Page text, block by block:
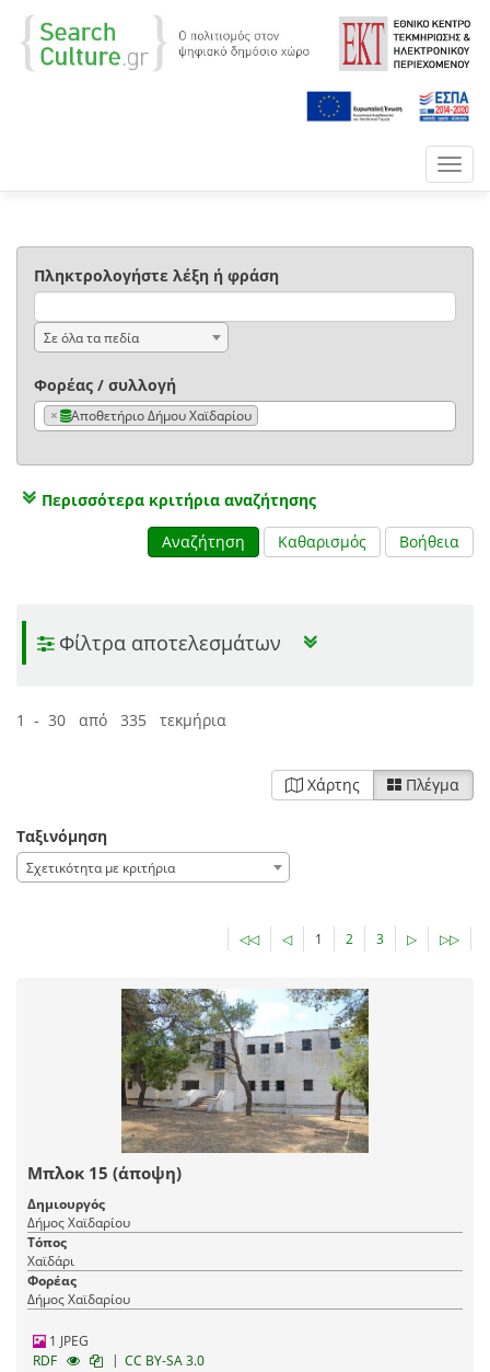
Πληκτρολογήστε λέξη ή φράση
Σε όλα τα πεδία
Φορέας / συλλογή
× Αποθετήριο Δήμου Χαϊδαρίου
Περισσότερα κριτήρια αναζήτησης
Αναζήτηση
Καθαρισμός Βοήθεια
Φίλτρα αποτελεσμάτων
1 - 30 από 335 τεκμήρια
Χάρτης Πλέγμα
Ταξινόμηση
Σχετικότητα με κριτήρια
◁◁ ◁ 1 2 3 ▷ ▷▷
Μπλοκ 15 (άποψη)
Δημιουργός
Δήμος Χαϊδαρίου
Τόπος
Χαϊδάρι
Φορέας
Δήμος Χαϊδαρίου
1 JPEG
RDF
| CC BY-SA 3.0